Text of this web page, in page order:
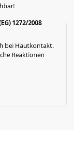
1272/2008
bei Hautkontakt.
Reaktionen